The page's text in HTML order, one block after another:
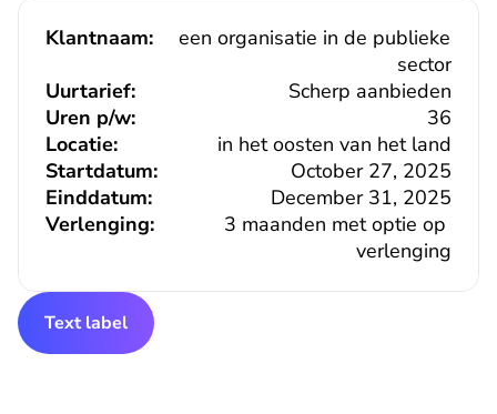
Klantnaam:
een organisatie in de publieke
sector
Uurtarief:
Scherp aanbieden
36
Uren p/w:
Locatie:
in het oosten van het land
Verlenging:
3 maanden met optie op
verlenging
Einddatum: December 31, 2025
Startdatum: October 27, 2025
Text label